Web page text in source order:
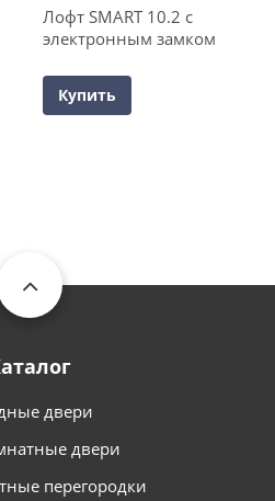
Лофт SMART 10.2 с
электронным замком
Купить
двери
двери
перегородки